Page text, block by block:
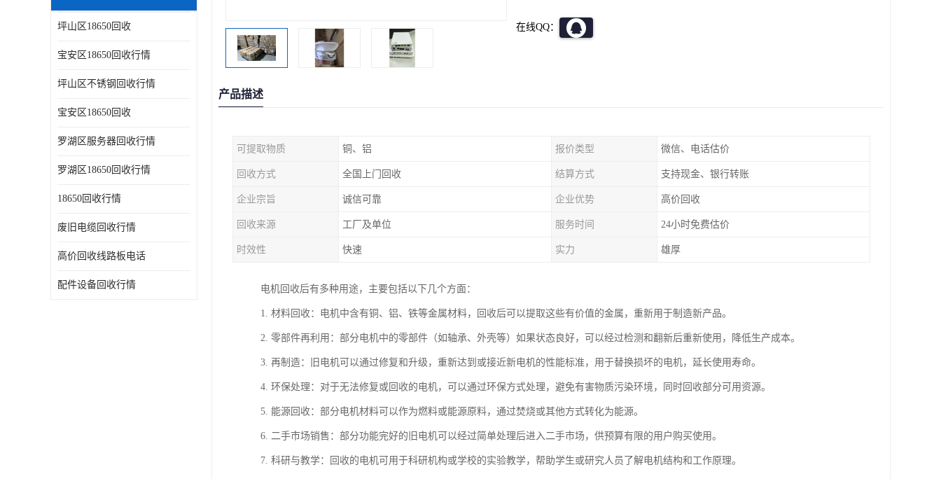
坪山区18650回收
宝安区18650回收行情
坪山区不锈钢回收行情
宝安区18650回收
罗湖区服务器回收行情
罗湖区18650回收行情
18650回收行情
废旧电缆回收行情
高价回收线路板电话
配件设备回收行情
在线QQ：
产品描述
可提取物质 铜、铝 报价类型 微信、电话估价
回收方式 全国上门回收 结算方式 支持现金、银行转账
企业宗旨 诚信可靠 企业优势 高价回收
回收来源 工厂及单位 服务时间 24小时免费估价
时效性 快速 实力 雄厚
电机回收后有多种用途，主要包括以下几个方面：
1. 材料回收：电机中含有铜、铝、铁等金属材料，回收后可以提取这些有价值的金属，重新用于制造新产品。
2. 零部件再利用：部分电机中的零部件（如轴承、外壳等）如果状态良好，可以经过检测和翻新后重新使用，降低生产成本。
3. 再制造：旧电机可以通过修复和升级，重新达到或接近新电机的性能标准，用于替换损坏的电机，延长使用寿命。
4. 环保处理：对于无法修复或回收的电机，可以通过环保方式处理，避免有害物质污染环境，同时回收部分可用资源。
5. 能源回收：部分电机材料可以作为燃料或能源原料，通过焚烧或其他方式转化为能源。
6. 二手市场销售：部分功能完好的旧电机可以经过简单处理后进入二手市场，供预算有限的用户购买使用。
7. 科研与教学：回收的电机可用于科研机构或学校的实验教学，帮助学生或研究人员了解电机结构和工作原理。